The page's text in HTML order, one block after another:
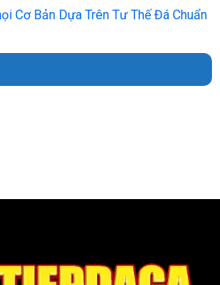
Cơ Bản Dựa Trên Tư Thế Đá Chuẩn